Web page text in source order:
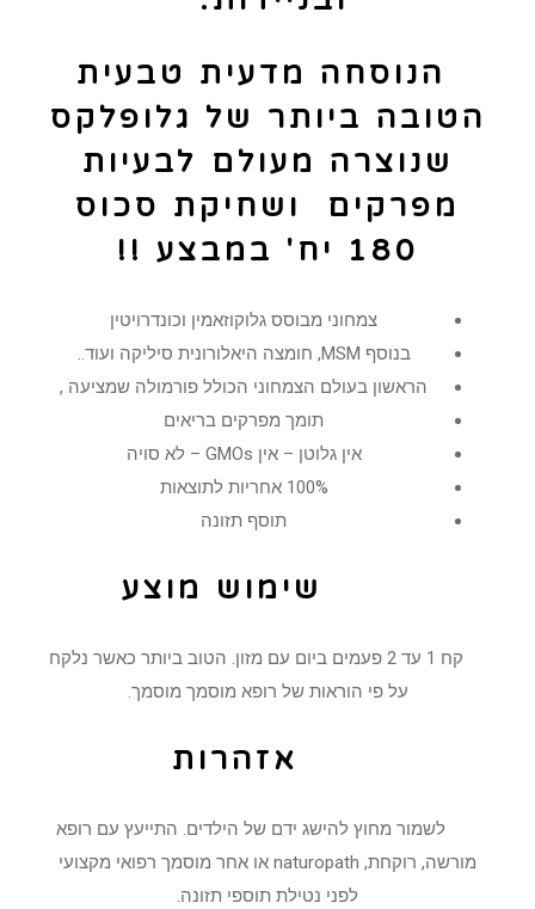
הנוסחה מדעית טבעית
הטובה ביותר של גלופלקס
שנוצרה מעולם לבעיות
מפרקים ושחיקת סכוס
180 יח' במבצע !!
צמחוני מבוסס גלוקוזאמין וכונדרויטין
בנוסף MSM, חומצה היאלורונית סיליקה ועוד..
הראשון בעולם הצמחוני הכולל פורמולה שמציעה ,
תומך מפרקים בריאים
אין גלוטן – אין GMOs – לא סויה
100% אחריות לתוצאות
תוסף תזונה
שימוש מוצע
קח 1 עד 2 פעמים ביום עם מזון. הטוב ביותר כאשר נלקח
על פי הוראות של רופא מוסמך מוסמך.
אזהרות
לשמור מחוץ להישג ידם של הילדים. התייעץ עם רופא
מורשה, רוקחת, naturopath או אחר מוסמך רפואי מקצועי
לפני נטילת תוספי תזונה.